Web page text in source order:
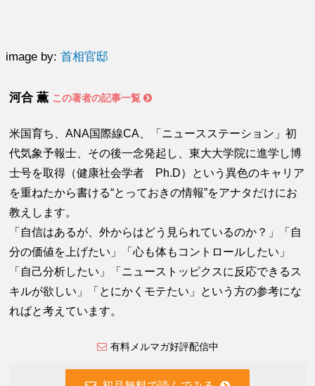
image by:首相官邸
河合 薫 この著者の記事一覧
米国育ち、ANA国際線CA、「ニュースステーション」初
代気象予報士、その後一念発起し、東大大学院に進学し博
士号を取得（健康社会学者 Ph.D）という異色のキャリア
を重ねたから書ける“とっておきの情報”をアナタだけにお
教えします。
「自信はあるが、外からはどう見られているのか？」「自
分の価値を上げたい」「心も体もコントロールしたい」
「自己分析したい」「ニューストッピクスに反応できるス
キルが欲しい」「とにかくモテたい」という方の参考にな
ればと考えています。
有料メルマガ好評配信中